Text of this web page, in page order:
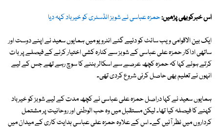
اس خبرکوبھی پڑھیں:حمزہ عباسی نے شوبز انڈسٹری کو خیرباد کہہ دیا
ایک بین الاقوامی ویب سائٹ کو دئیے گئے انٹرویو میں ہمایوں سعید نے اپنے دوست اور
ساتھی اداکار حمزہ علی عباسی کے شوبز سے کنارہ کشی اختیار کرنے کے فیصلے پر بات
کرتے ہوئے کہا کہ حمزہ کچھ عرصے سے اسکالر بننے کا سوچ رہے تھے جس کے لیے
انہوں نے تعلیم بھی حاصل کرنی شروع کردی تھی۔
ہمایوں سعید نے کہا دراصل حمزہ علی عباسی نے کچھ مدت کے لیے شوبز کو خیرباد
کہنے کا فیصلہ کیا تھا۔ لیکن مستقبل میں وہ حب الوطنی اور روحانیت پر مشتمل
کرداروں میں نظر آئیں گے۔ اس کے علاوہ حمزہ علی عباسی ہدایت کاری کے میدان میں